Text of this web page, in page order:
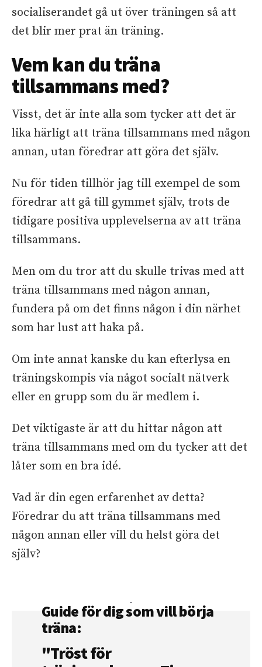
socialiserandet gå ut över träningen så att
det blir mer prat än träning.
Vem kan du träna
tillsammans med?
Visst, det är inte alla som tycker att det är
lika härligt att träna tillsammans med någon
annan, utan föredrar att göra det själv.
Nu för tiden tillhör jag till exempel de som
föredrar att gå till gymmet själv, trots de
tidigare positiva upplevelserna av att träna
tillsammans.
Men om du tror att du skulle trivas med att
träna tillsammans med någon annan,
fundera på om det finns någon i din närhet
som har lust att haka på.
Om inte annat kanske du kan efterlysa en
träningskompis via något socialt nätverk
eller en grupp som du är medlem i.
Det viktigaste är att du hittar någon att
träna tillsammans med om du tycker att det
låter som en bra idé.
Vad är din egen erfarenhet av detta?
Föredrar du att träna tillsammans med
någon annan eller vill du helst göra det
själv?
Guide för dig som vill börja
träna:
"Tröst för